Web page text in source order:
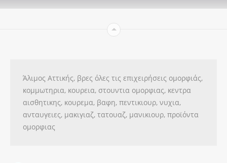
Άλιμος Αττικής, βρες όλες τις επιχειρήσεις ομορφιάς,
κομμωτηρια, κουρεια, στουντια ομορφιας, κεντρα
αισθητικης, κουρεμα, βαφη, πεντικιουρ, νυχια,
ανταυγειες, μακιγιαζ, τατουαζ, μανικιουρ, προϊόντα
ομορφιας